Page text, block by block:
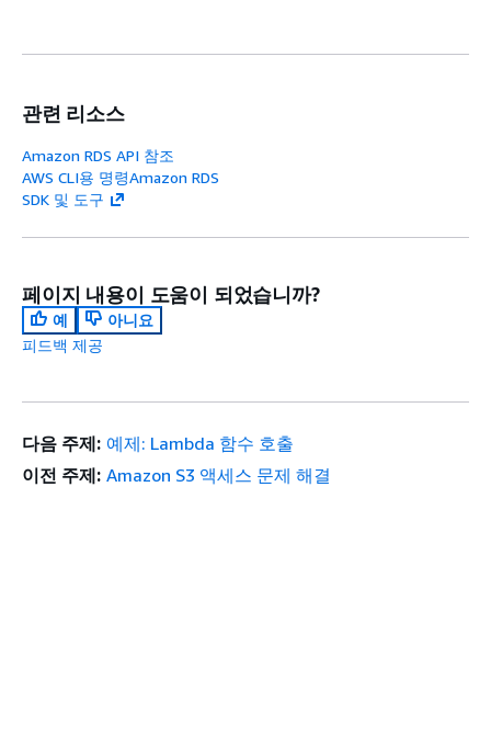
관련 리소스
Amazon RDS API 참조
AWS CLI용 명령Amazon RDS
SDK 및 도구
페이지 내용이 도움이 되었습니까?
예
아니요
피드백 제공
다음 주제: 예제: Lambda 함수 호출
이전 주제: Amazon S3 액세스 문제 해결